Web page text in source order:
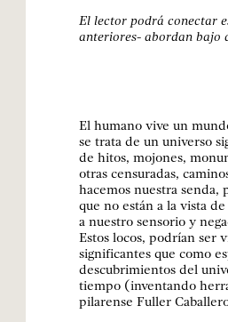
El lector podrá conectar
anteriores- abordan bajo
El humano vive un
se trata de un universo
de hitos, mojones,
otras censuradas,
hacemos nuestra senda,
que no están a la vista
a nuestro sensorio y
Estos locos, podrían ser
significantes que como
descubrimientos del
tiempo (inventando
pilarense Fuller